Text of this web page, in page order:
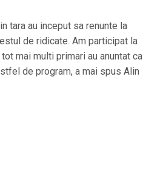
tara au inceput sa renunte la
de ridicate. Am participat la
mai multi primari au anuntat ca
de program, a mai spus Alin